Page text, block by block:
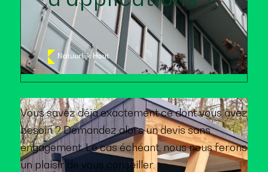
Vous savez déjà exactement ce dont vous avez
besoin ? Demandez alors un devis sans
engagement. Le cas échéant, nous nous ferons
un plaisir de vous conseiller.